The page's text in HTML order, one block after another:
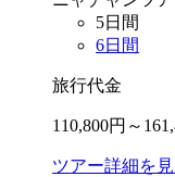
5日間
6日間
旅行代金
110,800円～
ツアー詳細を